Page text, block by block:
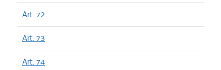
Art. 72
Art. 73
Art. 74